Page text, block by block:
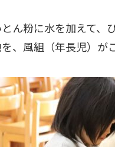
ん粉に水を加えて、
、風組（年長児）が